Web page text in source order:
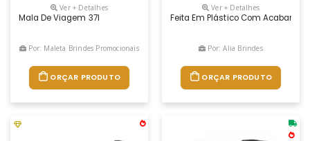
Ver + Detalhes
Mala De Viagem 37l
Por: Maleta Brindes Promocionais
ORÇAR PRODUTO
Ver + Detalhes
Feita Em Plástico Com
Por: Alia Brindes
ORÇAR PRODUTO